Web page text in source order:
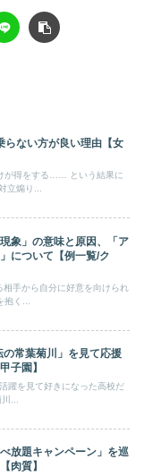
らない方が良い理由【女
が得をする…… という結果に
立煽り...
象」の意味と原因、「ア
について【例一覧/ク
相手から自分に好意を向けられ
く...
の常葉菊川」を見て応援
子園】
躍を見て好きになった高校だ
...
放題キャンペーン」を巡
肉質】